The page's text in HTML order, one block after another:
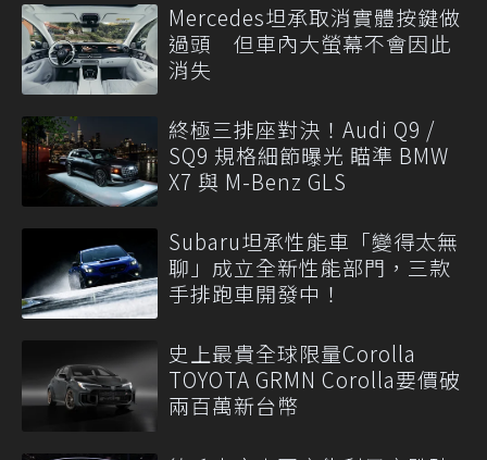
Mercedes坦承取消實體按鍵做
過頭 但車內大螢幕不會因此
消失
終極三排座對決！Audi Q9 /
SQ9 規格細節曝光 瞄準 BMW
X7 與 M-Benz GLS
Subaru坦承性能車「變得太無
聊」成立全新性能部門，三款
手排跑車開發中！
史上最貴全球限量Corolla
TOYOTA GRMN Corolla要價破
兩百萬新台幣